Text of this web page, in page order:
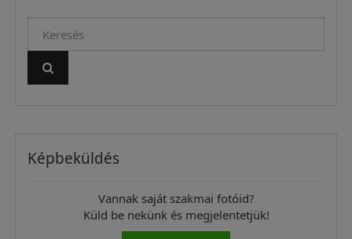
Képbeküldés
Vannak saját szakmai fotóid?
Küld be nekünk és megjelentetjük!